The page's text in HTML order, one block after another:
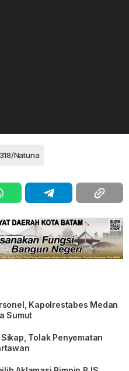
Natuna
Kapolrestabes Medan
Sumut
Tolak Penyematan